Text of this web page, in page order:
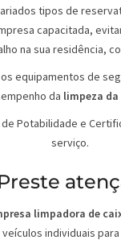
tipos de
capacitada,
na sua residência,
equipamentos de
da limpeza
Potabilidade e
serviço.
limpadora de
individuais